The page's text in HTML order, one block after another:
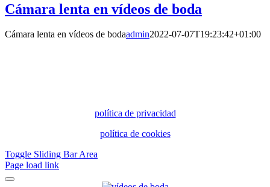
Cámara lenta en vídeos de boda
Cámara lenta en vídeos de bodaadmin2022-07-07T19:23:42+01:00
política de privacidad
política de cookies
Toggle Sliding Bar Area
Page load link